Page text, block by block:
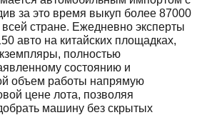
за это время выкуп более 87000
стране. Ежедневно эксперты
авто на китайских площадках,
полностью
состоянию и
объем работы напрямую
цене лота, позволяя
машину без скрытых